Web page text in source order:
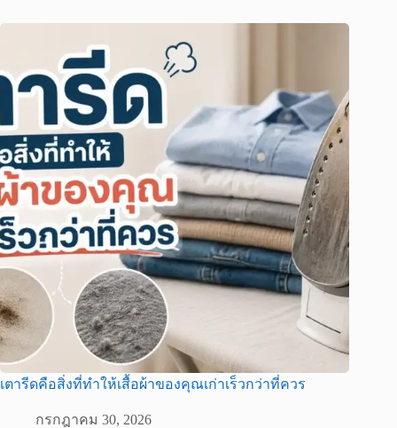
เตารีดคือสิ่งที่ทำให้เสื้อผ้าของคุณเก่าเร็วกว่าที่ควร
กรกฎาคม 30, 2026